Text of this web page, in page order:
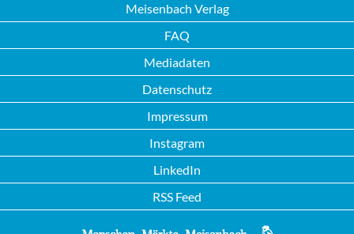
Meisenbach Verlag
FAQ
Mediadaten
Datenschutz
Impressum
Instagram
LinkedIn
RSS Feed